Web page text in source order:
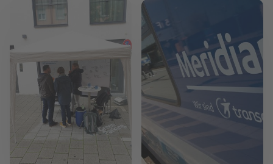
Mehr lesen Mehr lesen